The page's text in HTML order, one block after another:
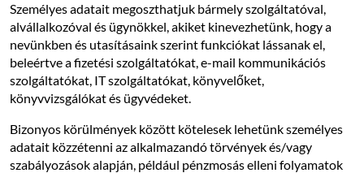
Személyes adatait megoszthatjuk bármely szolgáltatóval,
alvállalkozóval és ügynökkel, akiket kinevezhetünk, hogy a
nevünkben és utasításaink szerint funkciókat lássanak el,
beleértve a fizetési szolgáltatókat, e-mail kommunikációs
szolgáltatókat, IT szolgáltatókat, könyvelőket,
könyvvizsgálókat és ügyvédeket.
Bizonyos körülmények között kötelesek lehetünk személyes
adatait közzétenni az alkalmazandó törvények és/vagy
szabályozások alapján, például pénzmosás elleni folyamatok